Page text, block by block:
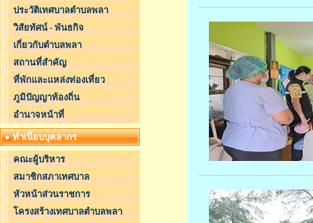
ประวัติเทศบาลตำบลพลา
วิสัยทัศน์ - พันธกิจ
เกี่ยวกับตำบลพลา
สถานที่สำคัญ
ที่พักและแหล่งท่องเที่ยว
ภูมิปัญญาท้องถิ่น
อำนาจหน้าที่
ทำเนียบบุคลากร
คณะผู้บริหาร
สมาชิกสภาเทศบาล
หัวหน้าส่วนราชการ
โครงสร้างเทศบาลตำบลพลา